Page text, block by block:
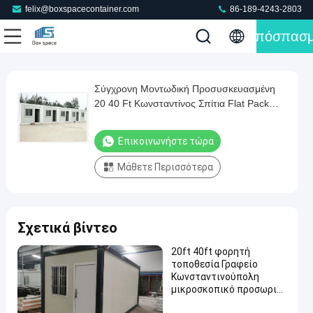
felix@boxspacecontainer.com 86-189-4243-2803
Video
Σύγχρονη
Μοντωδική
Προσυσκευασμένη
Σπίτια
Flat
Pack
Προσυσκευασμένα
Γεωργικά
Σύγχρονη Μοντωδική Προσυσκευασμένη
20 40 Ft Κωνσταντίνος Σπίτια Flat Pack
Προστατευτικά Μίνι Κωνσταντίνες
Κατασκήνωση Αποθήκη
Επικοινωνήστε τώρα
Μάθετε Περισσότερα
Σχετικά βίντεο
20ft 40ft φορητή
τοποθεσία Γραφείο
Κωνσταντινούπολη
μικροσκοπικό προσωρινό